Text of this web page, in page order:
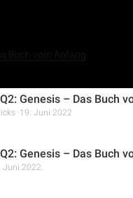
Buch vom Anfang
Genesis – Das Buch
19. Juni 2022
Genesis – Das Buch
Juni 2022